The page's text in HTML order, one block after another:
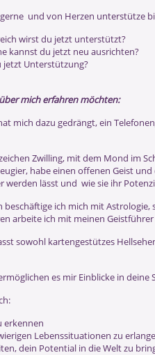
und von Herzen unterstütze
wirst du jetzt unterstützt?
kannst du jetzt neu ausrichten?
jetzt Unterstützung?
mich erfahren möchten:
mich dazu gedrängt, ein
Zwilling, mit dem Mond im
habe einen offenen Geist
werden lässt und wie sie ihr
beschäftige ich mich mit
arbeite ich mit meinen
sowohl kartengestützes
es mir Einblicke in deine
erkennen
Lebenssituationen zu
dein Potential in die Welt zu